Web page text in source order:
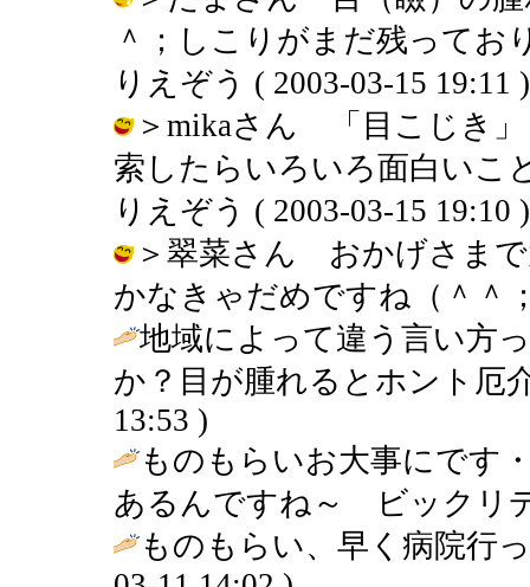
＾；しこりがまだ残ってお
りえぞう ( 2003-03-15 19:11 )
＞mikaさん 「目こじき
索したらいろいろ面白いこ
りえぞう ( 2003-03-15 19:10 )
＞翠菜さん おかげさまで
かなきゃだめですね（＾＾
地域によって違う言い方
か？目が腫れるとホント厄
13:53 )
ものもらいお大事にです
あるんですね～ ビックリ
ものもらい、早く病院行